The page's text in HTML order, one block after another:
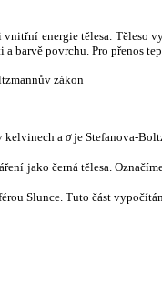
energie tělesa.
barvě povrchu. Pro přenos
zákon
kelvinech a σje Stefanova-
jako černá tělesa.
Slunce. Tuto část